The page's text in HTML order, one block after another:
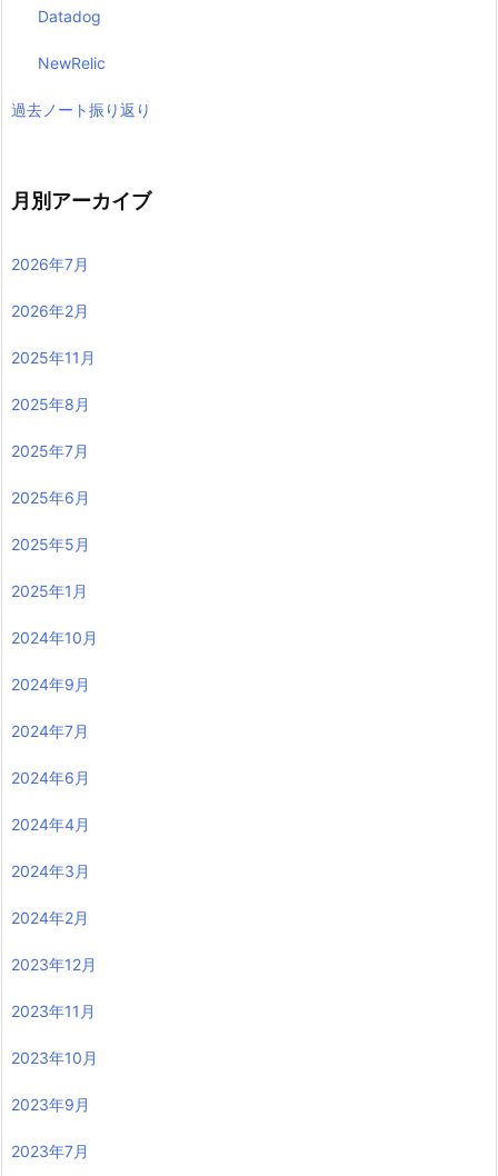
Datadog
NewRelic
過去ノート振り返り
月別アーカイブ
2026年7月
2026年2月
2025年11月
2025年8月
2025年7月
2025年6月
2025年5月
2025年1月
2024年10月
2024年9月
2024年7月
2024年6月
2024年4月
2024年3月
2024年2月
2023年12月
2023年11月
2023年10月
2023年9月
2023年7月